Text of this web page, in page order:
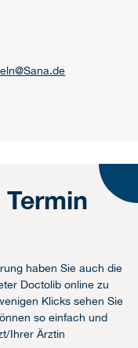
@Sana.de
haben Sie auch die
Doctolib online zu
Klicks sehen Sie
so einfach und
Ihrer Ärztin